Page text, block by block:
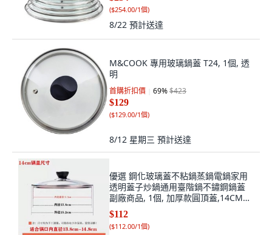
8/22預計送達
明
首購折扣價
$129
($129.00/1個
透明蓋子炒鍋通用臺階鍋不鏽鋼鍋蓋
副廠商品, 1個, 加厚款圓頂蓋,14CM內
徑13.8外徑15.2
$112
($112.00/1個
8/22預計送達